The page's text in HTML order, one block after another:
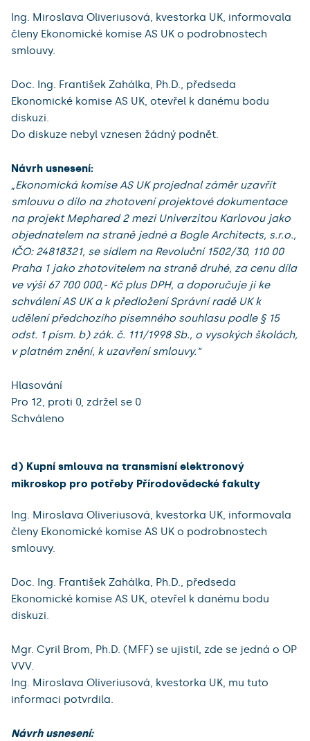
Ing. Miroslava Oliveriusová, kvestorka UK, informovala
členy Ekonomické komise AS UK o podrobnostech
smlouvy.
Doc. Ing. František Zahálka, Ph.D., předseda
Ekonomické komise AS UK, otevřel k danému bodu
diskuzi.
Do diskuze nebyl vznesen žádný podnět.
Návrh usnesení:
„Ekonomická komise AS UK projednal záměr uzavřít
smlouvu o dílo na zhotovení projektové dokumentace
na projekt Mephared 2 mezi Univerzitou Karlovou jako
objednatelem na straně jedné a Bogle Architects, s.r.o.,
IČO: 24818321, se sídlem na Revoluční 1502/30, 110 00
Praha 1 jako zhotovitelem na straně druhé, za cenu díla
ve výši 67 700 000,- Kč plus DPH, a doporučuje ji ke
schválení AS UK a k předložení Správní radě UK k
udělení předchozího písemného souhlasu podle § 15
odst. 1 písm. b) zák. č. 111/1998 Sb., o vysokých školách,
v platném znění, k uzavření smlouvy.“
Hlasování
Pro 12, proti 0, zdržel se 0
Schváleno
d) Kupní smlouva na transmisní elektronový
mikroskop pro potřeby Přírodovědecké fakulty
Ing. Miroslava Oliveriusová, kvestorka UK, informovala
členy Ekonomické komise AS UK o podrobnostech
smlouvy.
Doc. Ing. František Zahálka, Ph.D., předseda
Ekonomické komise AS UK, otevřel k danému bodu
diskuzi.
Mgr. Cyril Brom, Ph.D. (MFF) se ujistil, zde se jedná o OP
VVV.
Ing. Miroslava Oliveriusová, kvestorka UK, mu tuto
informaci potvrdila.
Návrh usnesení: